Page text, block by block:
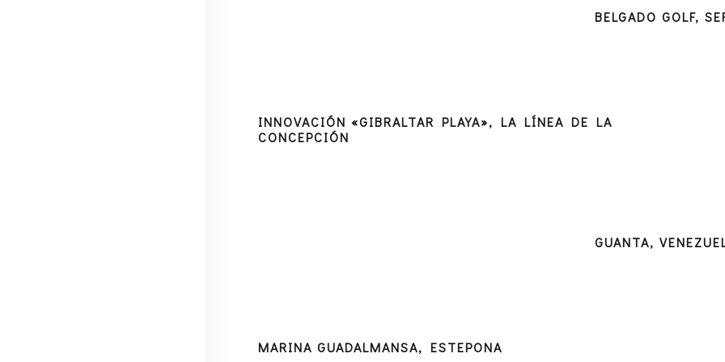
BELGADO GOLF,
INNOVACIÓN «GIBRALTAR PLAYA», LA LÍNEA DE LA
CONCEPCIÓN
GUANTA,
MARINA GUADALMANSA, ESTEPONA